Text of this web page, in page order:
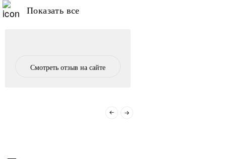
Показать все
Смотреть отзыв на сайте